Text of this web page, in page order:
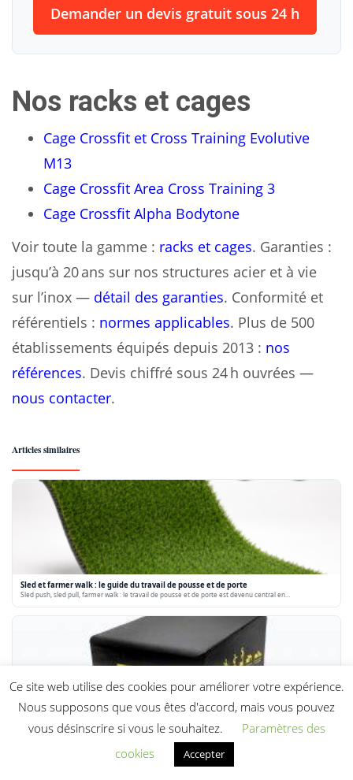
Demander un devis gratuit sous 24 h
Nos racks et cages
Cage Crossfit et Cross Training Evolutive
M13
Cage Crossfit Area Cross Training 3
Cage Crossfit Alpha Bodytone
Voir toute la gamme : racks et cages. Garanties :
jusqu’à 20 ans sur nos structures acier et à vie
sur l’inox — détail des garanties. Conformité et
référentiels : normes applicables. Plus de 500
établissements équipés depuis 2013 : nos
références. Devis chiffré sous 24 h ouvrées —
nous contacter.
Articles similaires
Sled et farmer walk : le guide du travail de pousse et de porte
Sled push, sled pull, farmer walk : le travail de pousse et de porte est devenu central en…
Box jump : technique, hauteurs et choix de la plyo box
Le box jump est le mouvement pliometrique de reference : il developpe la puissance des membres
Ce site web utilise des cookies pour améliorer votre expérience.
Nous supposons que vous êtes d'accord, mais vous pouvez
vous désinscrire si vous le souhaitez.
Paramètres des
cookies
Accepter